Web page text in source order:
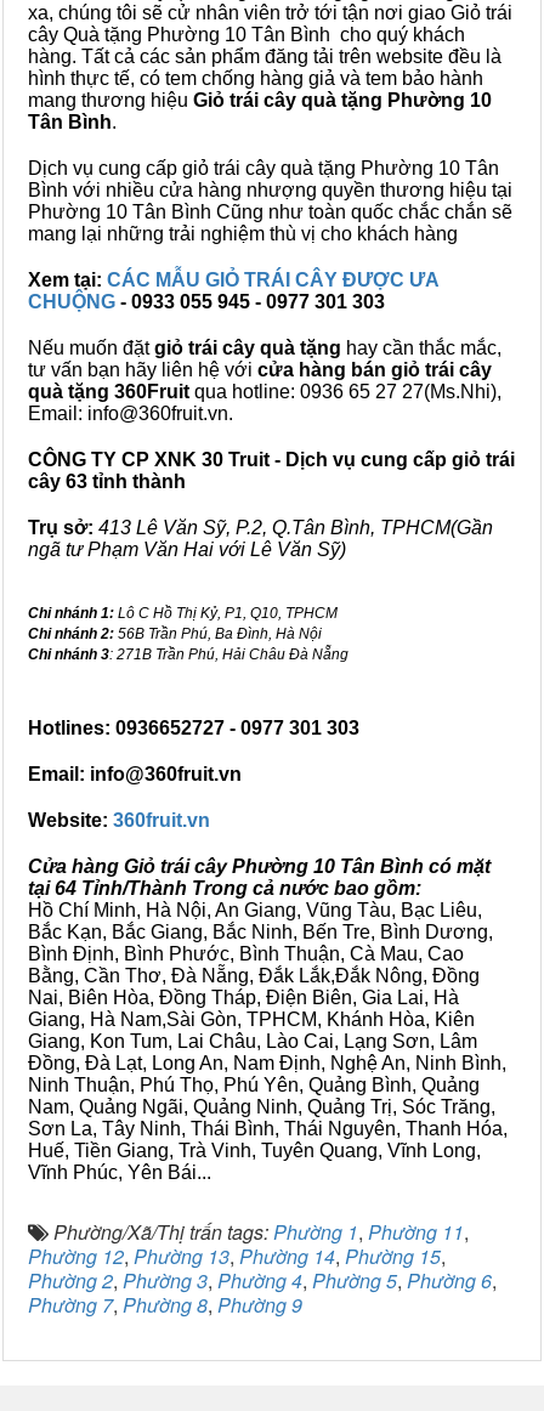
xa, chúng tôi sẽ cử nhân viên trở tới tận nơi giao Giỏ trái
cây Quà tặng Phường 10 Tân Bình cho quý khách
hàng. Tất cả các sản phẩm đăng tải trên website đều là
hình thực tế, có tem chống hàng giả và tem bảo hành
mang thương hiệu Giỏ trái cây quà tặng Phường 10
Tân Bình.
Dịch vụ cung cấp giỏ trái cây quà tặng Phường 10 Tân
Bình với nhiều cửa hàng nhượng quyền thương hiệu tại
Phường 10 Tân Bình Cũng như toàn quốc chắc chắn sẽ
mang lại những trải nghiệm thù vị cho khách hàng
Xem tại: CÁC MẪU GIỎ TRÁI CÂY ĐƯỢC ƯA
CHUỘNG - 0933 055 945 - 0977 301 303
Nếu muốn đặtgiỏ trái cây quà tặng hay cần thắc mắc,
tư vấn bạn hãy liên hệ với cửa hàng bán giỏ trái cây
quà tặng 360Fruit qua hotline: 0936 65 27 27(Ms.Nhi),
Email: info@360fruit.vn.
CÔNG TY CP XNK 30 Truit - Dịch vụ cung cấp giỏ trái
cây 63 tỉnh thành
Trụ sở: 413 Lê Văn Sỹ, P.2, Q.Tân Bình, TPHCM(Gần
ngã tư Phạm Văn Hai với Lê Văn Sỹ)
Chi nhánh 1: Lô C Hồ Thị Kỷ, P1, Q10, TPHCM
Chi nhánh 2: 56B Trần Phú, Ba Đình, Hà Nội
Chi nhánh 3: 271B Trần Phú, Hải Châu Đà Nẵng
Hotlines: 0936652727 - 0977 301 303
Email: info@360fruit.vn
Website: 360fruit.vn
Cửa hàng Giỏ trái cây Phường 10 Tân Bình có mặt
tại 64 Tỉnh/Thành Trong cả nước bao gồm:
Hồ Chí Minh, Hà Nội, An Giang, Vũng Tàu, Bạc Liêu,
Bắc Kạn, Bắc Giang, Bắc Ninh, Bến Tre, Bình Dương,
Bình Định, Bình Phước, Bình Thuận, Cà Mau, Cao
Bằng, Cần Thơ, Đà Nẵng, Đắk Lắk,Đắk Nông, Đồng
Nai, Biên Hòa, Đồng Tháp, Điện Biên, Gia Lai, Hà
Giang, Hà Nam,Sài Gòn, TPHCM, Khánh Hòa, Kiên
Giang, Kon Tum, Lai Châu, Lào Cai, Lạng Sơn, Lâm
Đồng, Đà Lạt, Long An, Nam Định, Nghệ An, Ninh Bình,
Ninh Thuận, Phú Thọ, Phú Yên, Quảng Bình, Quảng
Nam, Quảng Ngãi, Quảng Ninh, Quảng Trị, Sóc Trăng,
Sơn La, Tây Ninh, Thái Bình, Thái Nguyên, Thanh Hóa,
Huế, Tiền Giang, Trà Vinh, Tuyên Quang, Vĩnh Long,
Vĩnh Phúc, Yên Bái...
Phường/Xã/Thị trấn tags:Phường 1, Phường 11,
Phường 12, Phường 13, Phường 14, Phường 15,
Phường 2, Phường 3, Phường 4, Phường 5, Phường 6,
Phường 7, Phường 8, Phường 9